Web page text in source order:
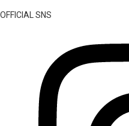
OFFICIAL SNS